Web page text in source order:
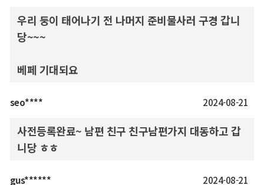
우리 둥이 태어나기 전 나머지 준비물사러 구경 갑니
당~~~
베페 기대되요
seo**** 2024-08-21
사전등록완료~ 남편 친구 친구남편가지 대동하고 갑
니당 ㅎㅎ
gus****** 2024-08-21